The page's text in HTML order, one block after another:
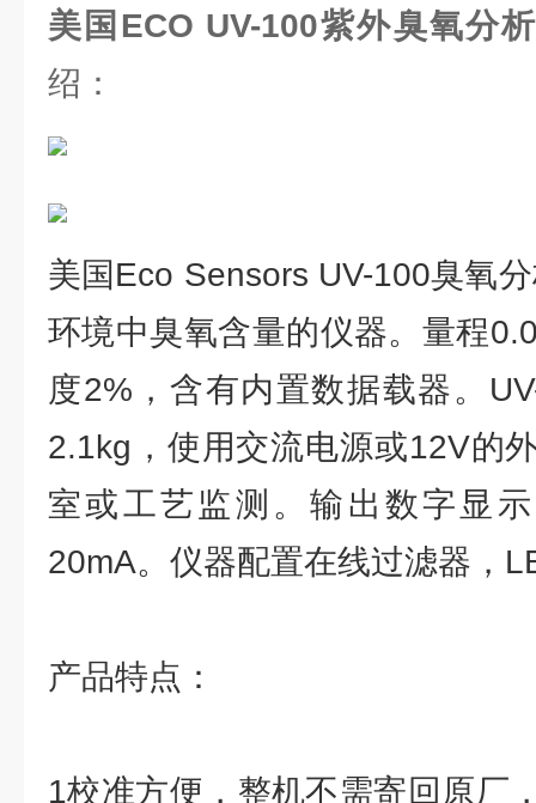
美国ECO UV-100紫外臭氧分
绍：
美国Eco Sensors UV-100臭氧
环境中臭氧含量的仪器。量程
度2%，含有内置数据载器。
2.1kg，使用交流电源或12V的
室或工艺监测。输出数字显
20mA。仪器配置在线过滤器，
产品特点：
1校准方便，整机不需寄回原厂